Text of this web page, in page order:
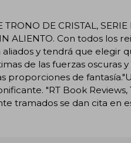
DE CRISTAL,
ALIENTO. Con todos los
y tendrá que elegir
de las fuerzas oscuras
proporciones de
"RT Book
tramados se dan cita en